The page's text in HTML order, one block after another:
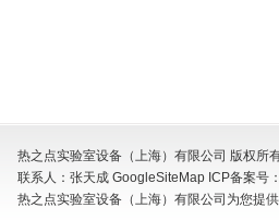
热之点实验室设备（上海）有限公司 版权
联系人：张天成 GoogleSiteMap ICP备案号
热之点实验室设备（上海）有限公司为您提供